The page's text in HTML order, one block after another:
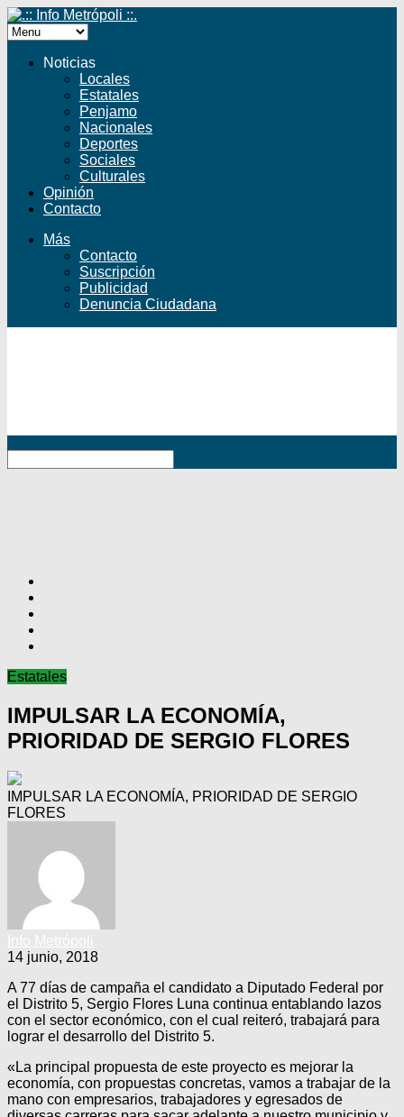
Noticias
Locales
Estatales
Penjamo
Nacionales
Deportes
Sociales
Culturales
Opinión
Contacto
Más
Contacto
Suscripción
Publicidad
Denuncia Ciudadana
Estatales
IMPULSAR LA ECONOMÍA,
PRIORIDAD DE SERGIO FLORES
IMPULSAR LA ECONOMÍA, PRIORIDAD DE SERGIO
FLORES
14 junio, 2018
A 77 días de campaña el candidato a Diputado Federal por
el Distrito 5, Sergio Flores Luna continua entablando lazos
con el sector económico, con el cual reiteró, trabajará para
lograr el desarrollo del Distrito 5.
«La principal propuesta de este proyecto es mejorar la
economía, con propuestas concretas, vamos a trabajar de la
mano con empresarios, trabajadores y egresados de